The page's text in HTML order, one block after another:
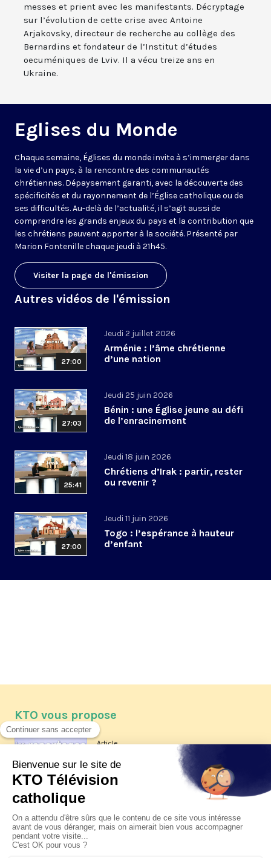
messes et prient avec les manifestants. Décryptage
sur l’évolution de cette crise avec Antoine
Arjakovsky, directeur de recherche au collège des
Bernardins et fondateur de l’Institut d’études
oecuméniques de Lviv. Il a vécu treize ans en
Ukraine.
Eglises du Monde
Chaque semaine, Églises du monde invite à s’immerger dans
la vie d’un pays, à la rencontre des communautés
chrétiennes. Dépaysement garanti, avec la découverte des
spécificités et du rayonnement de l’Église catholique ou de
ses difficultés. Au-delà de l’actualité, il s’agit aussi de
comprendre les grands enjeux du pays et la contribution que
les chrétiens peuvent apporter à la société. Présenté par
Marion Fontenille chaque jeudi à 21h45.
Visiter la page de l'émission
Autres vidéos de l'émission
27:00
Jeudi 2 juillet 2026
Arménie : l’âme chrétienne
d’une nation
27:03
Jeudi 25 juin 2026
Bénin : une Église jeune au défi
de l’enracinement
25:41
Jeudi 18 juin 2026
Chrétiens d’Irak : partir, rester
ou revenir ?
27:00
Jeudi 11 juin 2026
Togo : l’espérance à hauteur
d’enfant
KTO vous propose
Article
Les reportages d'été 2026 de KTO
La visite pastorale du pape Léon
XIV à Assise à suivre sur KTO le
jeudi 6 août